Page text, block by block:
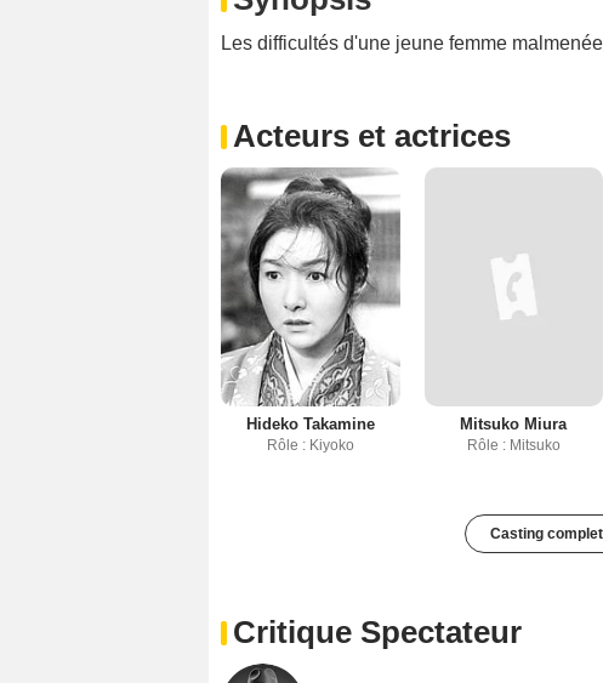
Les difficultés d'une jeune femme
Acteurs et actrices
Hideko Takamine
Rôle : Kiyoko
Mitsuko Miura
Rôle : Mitsuko
Casting
Critique Spectateur